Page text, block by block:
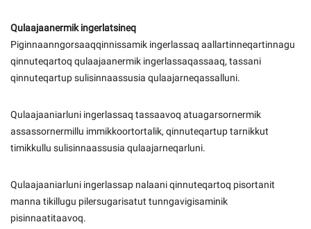
Qulaajaanermik ingerlatsineq
Piginnaanngorsaaqqinnissamik ingerlassaq aallartinneqartinnagu
qinnuteqartoq qulaajaanermik ingerlassaqassaaq, tassani
qinnuteqartup sulisinnaassusia qulaajarneqassalluni.
Qulaajaaniarluni ingerlassaq tassaavoq atuagarsornermik
assassornermillu immikkoortortalik, qinnuteqartup tarnikkut
timikkullu sulisinnaassusia qulaajarneqarluni.
Qulaajaaniarluni ingerlassap nalaani qinnuteqartoq pisortanit
manna tikillugu pilersugarisatut tunngavigisaminik
pisinnaatitaavoq.